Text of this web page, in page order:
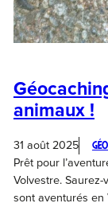
animaux !
31 août 2025
Prêt pour
Volvestre.
sont aventurés en